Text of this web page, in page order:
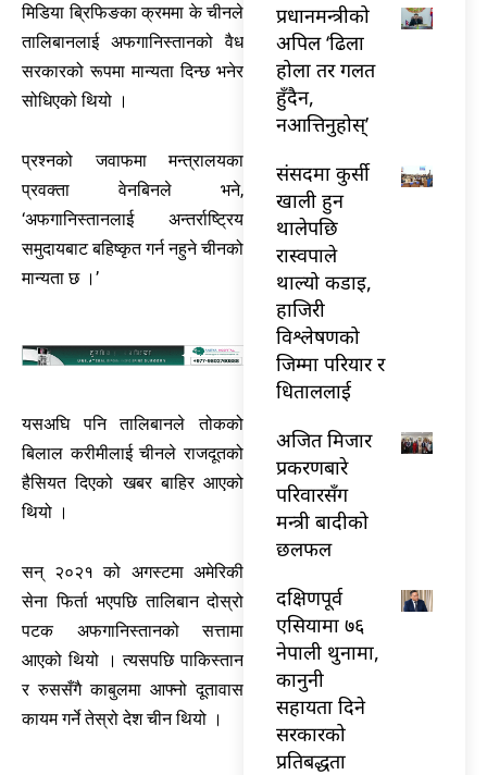
मिडिया ब्रिफिङका क्रममा के चीनले
तालिबानलाई अफगानिस्तानको वैध
सरकारको रूपमा मान्यता दिन्छ भनेर
सोधिएको थियो ।
प्रश्नको जवाफमा मन्त्रालयका
प्रवक्ता वेनबिनले भने,
‘अफगानिस्तानलाई अन्तर्राष्ट्रिय
समुदायबाट बहिष्कृत गर्न नहुने चीनको
मान्यता छ ।’
यसअघि पनि तालिबानले तोकको
बिलाल करीमीलाई चीनले राजदूतको
हैसियत दिएको खबर बाहिर आएको
थियो ।
सन् २०२१ को अगस्टमा अमेरिकी
सेना फिर्ता भएपछि तालिबान दोस्रो
पटक अफगानिस्तानको सत्तामा
आएको थियो । त्यसपछि पाकिस्तान
र रुससँगै काबुलमा आफ्नो दूतावास
कायम गर्ने तेस्रो देश चीन थियो ।
प्रधानमन्त्रीको
अपिल ‘ढिला
होला तर गलत
हुँदैन,
नआत्तिनुहोस्’
संसदमा कुर्सी
खाली हुन
थालेपछि
रास्वपाले
थाल्यो कडाइ,
हाजिरी
विश्लेषणको
जिम्मा परियार र
धिताललाई
अजित मिजार
प्रकरणबारे
परिवारसँग
मन्त्री बादीको
छलफल
दक्षिणपूर्व
एसियामा ७६
नेपाली थुनामा,
कानुनी
सहायता दिने
सरकारको
प्रतिबद्धता